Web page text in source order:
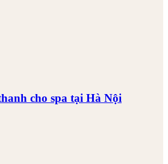
cho spa tại Hà Nội